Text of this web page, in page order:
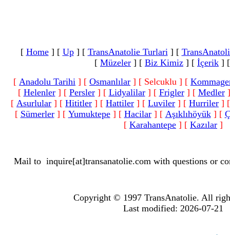
[ Home] [ Up] [ TransAnatolie Turlari] [
[ Müzeler ] [ Biz Kimiz ] [ İçerik ]
[ Anadolu Tarihi ] [ Osmanlılar ] [ Selcuklu ] [
[ Helenler] [ Persler] [ Lidyalilar] [ Frigler] [ Medler]
[ Asurlular ] [ Hititler ] [ Hattiler ] [ Luviler ] [ Hurriler ]
[ Sümerler] [ Yumuktepe] [ Hacilar] [ Aşıklıhöyük] [
[ Karahantepe ] [ Kazılar ]
Mail to inquire[at]transanatolie.com with questions or
Copyright © 1997 TransAnatolie. All
Last modified: 2026-07-21